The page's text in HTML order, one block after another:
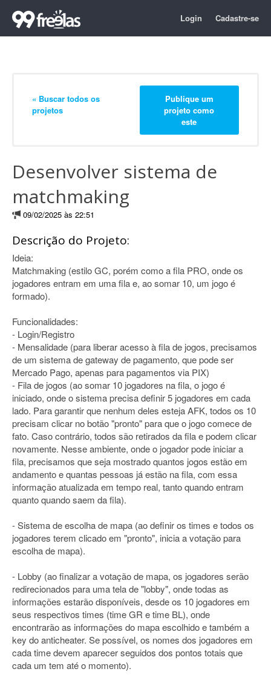
Login Cadastre-se
« Buscar todos os
projetos
Publique um
projeto como
este
Desenvolver sistema de
matchmaking
09/02/2025 às 22:51
Descrição do Projeto:
Ideia:
Matchmaking (estilo GC, porém como a fila PRO, onde os
jogadores entram em uma fila e, ao somar 10, um jogo é
formado).
Funcionalidades:
- Login/Registro
- Mensalidade (para liberar acesso à fila de jogos, precisamos
de um sistema de gateway de pagamento, que pode ser
Mercado Pago, apenas para pagamentos via PIX)
- Fila de jogos (ao somar 10 jogadores na fila, o jogo é
iniciado, onde o sistema precisa definir 5 jogadores em cada
lado. Para garantir que nenhum deles esteja AFK, todos os 10
precisam clicar no botão "pronto" para que o jogo comece de
fato. Caso contrário, todos são retirados da fila e podem clicar
novamente. Nesse ambiente, onde o jogador pode iniciar a
fila, precisamos que seja mostrado quantos jogos estão em
andamento e quantas pessoas já estão na fila, com essa
informação atualizada em tempo real, tanto quando entram
quanto quando saem da fila).
- Sistema de escolha de mapa (ao definir os times e todos os
jogadores terem clicado em "pronto", inicia a votação para
escolha de mapa).
- Lobby (ao finalizar a votação de mapa, os jogadores serão
redirecionados para uma tela de "lobby", onde todas as
informações estarão disponíveis, desde os 10 jogadores em
seus respectivos times (time GR e time BL), onde
encontrarão as informações do mapa escolhido e também a
key do anticheater. Se possível, os nomes dos jogadores em
cada time devem aparecer seguidos dos pontos totais que
cada um tem até o momento).